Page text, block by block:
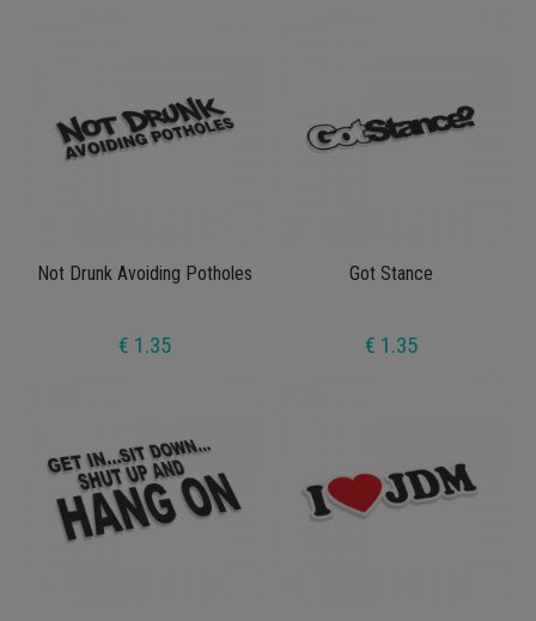
Not Drunk Avoiding Potholes
€ 1.35
Got Stance
€ 1.35